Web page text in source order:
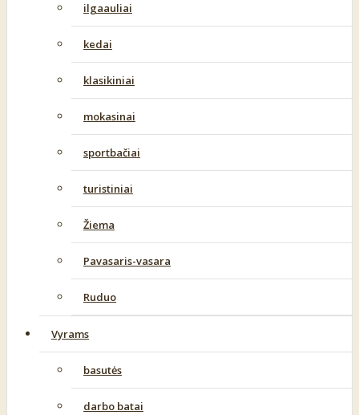
ilgaauliai
kedai
klasikiniai
mokasinai
sportbačiai
turistiniai
Žiema
Pavasaris-vasara
Ruduo
Vyrams
basutės
darbo batai